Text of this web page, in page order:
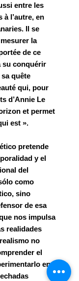
entre les
à l’autre, en
. Il se
la
de ce
su conquérir
quête
qui, pour
d’Annie Le
et permet
est ».
pretende
y el
del
como
sino
de esa
nos impulsa
realidades
no
el
en